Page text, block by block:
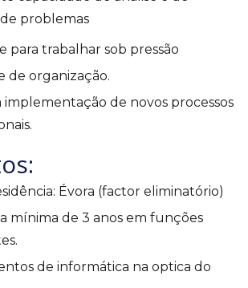
problemas
para trabalhar sob pressão
de organização.
implementação de novos processos
Évora (factor eliminatório)
mínima de 3 anos em funções
de informática na optica do